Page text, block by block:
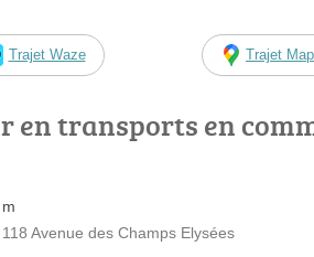
Trajet Waze Trajet
en transports en
Avenue des Champs Elysées